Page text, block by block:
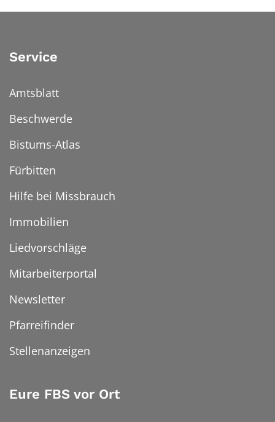
Service
Amtsblatt
Beschwerde
Bistums-Atlas
Fürbitten
Hilfe bei Missbrauch
Immobilien
Liedvorschläge
Mitarbeiterportal
Newsletter
Pfarreifinder
Stellenanzeigen
Eure FBS vor Ort